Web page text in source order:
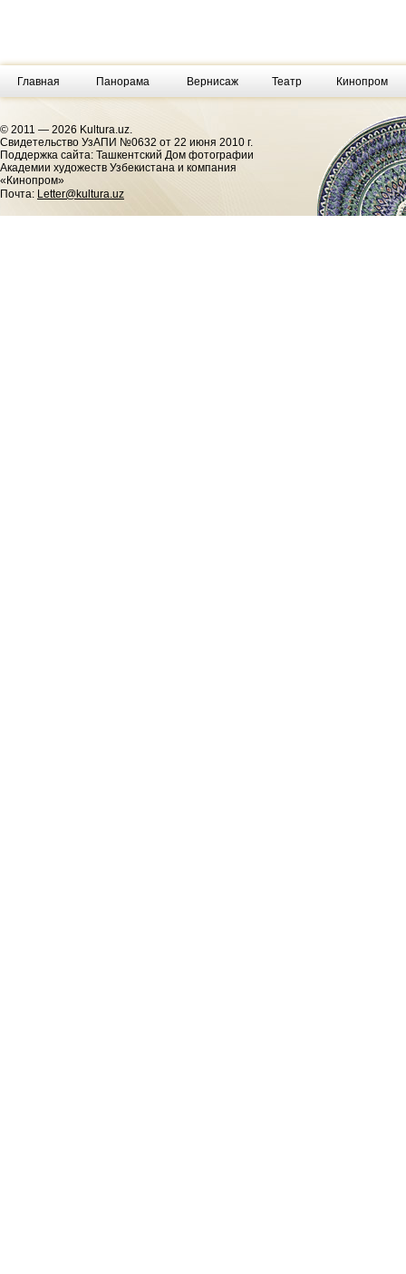
Главная Панорама Вернисаж Театр Кинопром
© 2011 — 2026 Kultura.uz.
Cвидетельство УзАПИ №0632 от 22 июня 2010 г.
Поддержка сайта: Ташкентский Дом фотографии
Академии художеств Узбекистана и компания
«Кинопром»
Почта: Letter@kultura.uz